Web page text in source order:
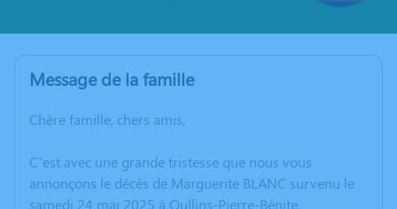
Message de la famille
Chère famille, chers amis,
C’est avec une grande tristesse que nous vous
annonçons le décès de Marguerite BLANC survenu le
samedi 24 mai 2025 à Oullins-Pierre-Bénite.